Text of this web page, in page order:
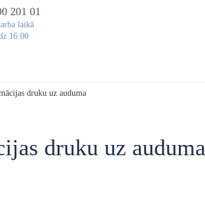
201 01
laikā
16:00
druku uz auduma
druku uz auduma